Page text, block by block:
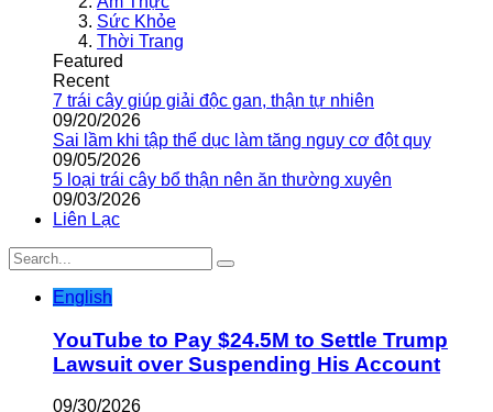
Sức Khỏe
Thời Trang
Featured
Recent
7 trái cây giúp giải độc gan, thận tự nhiên
09/20/2026
Sai lầm khi tập thể dục làm tăng nguy cơ đột quỵ
09/05/2026
5 loại trái cây bổ thận nên ăn thường xuyên
09/03/2026
Liên Lạc
English
YouTube to Pay $24.5M to Settle Trump
Lawsuit over Suspending His Account
09/30/2026